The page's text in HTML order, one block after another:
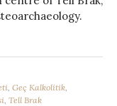
Geç Kalkolitik
Tell Brak